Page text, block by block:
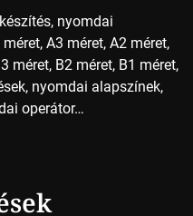
nyomdai
A3 méret, A2 méret,
méret, B2 méret, B1 méret,
nyomdai alapszínek,
operátor…